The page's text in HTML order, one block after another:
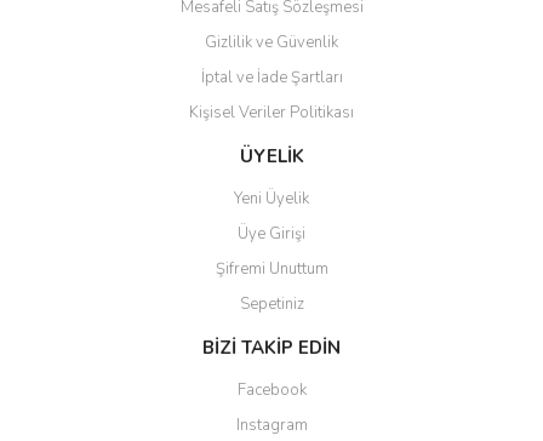
Gönder
Mesafeli Satış Sözleşmesi
Gizlilik ve Güvenlik
İptal ve İade Şartları
Kişisel Veriler Politikası
ÜYELİK
Yeni Üyelik
Üye Girişi
Şifremi Unuttum
Sepetiniz
BİZİ TAKİP EDİN
Facebook
Instagram